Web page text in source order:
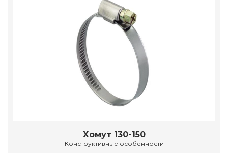
Хомут 130-150
Конструктивные особенности